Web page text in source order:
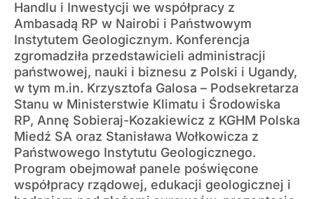
Handlu i Inwestycji we współpracy z
Ambasadą RP w Nairobi i Państwowym
Instytutem Geologicznym. Konferencja
zgromadziła przedstawicieli administracji
państwowej, nauki i biznesu z Polski i Ugandy,
w tym m.in. Krzysztofa Galosa – Podsekretarza
Stanu w Ministerstwie Klimatu i Środowiska
RP, Annę Sobieraj-Kozakiewicz z KGHM Polska
Miedź SA oraz Stanisława Wołkowicza z
Państwowego Instytutu Geologicznego.
Program obejmował panele poświęcone
współpracy rządowej, edukacji geologicznej i